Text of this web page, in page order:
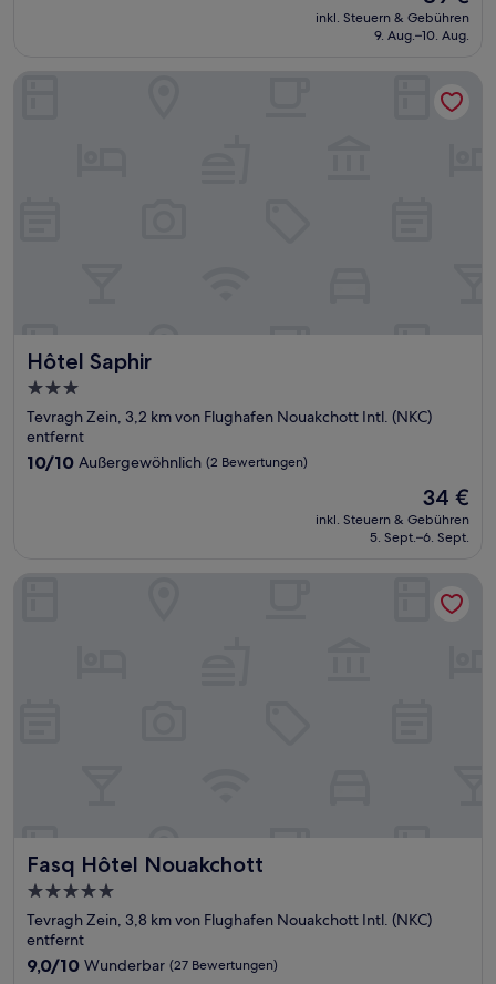
Preis
beträgt
inkl. Steuern & Gebühren
9. Aug.–10. Aug.
Hôtel Saphir
Hôtel Saphir
3.0-
Sterne-
Unterkunft
Tevragh Zein, 3,2 km von Flughafen Nouakchott Intl. (NKC)
entfernt
10.0
10/10 Außergewöhnlich (2 Bewertungen)
Der
Preis
beträgt
34 €
inkl. Steuern & Gebühren
5. Sept.–6. Sept.
Hôtel Saphir
Fasq Hôtel Nouakchott
Fasq Hôtel Nouakchott
5.0-
Sterne-
Unterkunft
Tevragh Zein, 3,8 km von Flughafen Nouakchott Intl. (NKC)
entfernt
9.0
9,0/10 Wunderbar (27 Bewertungen)